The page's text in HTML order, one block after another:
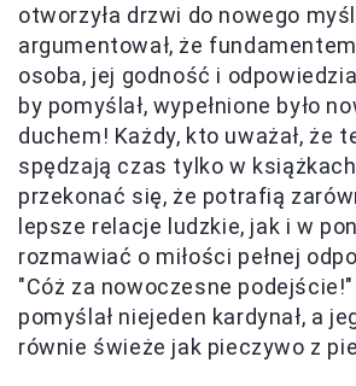
otworzyła drzwi do nowego
argumentował, że
osoba, jej godność i
by pomyślał, wypełnione było
duchem! Każdy, kto uważał, że
spędzają czas tylko w
przekonać się, że potrafią
lepsze relacje ludzkie, jak i w
rozmawiać o miłości pełnej
"Cóż za nowoczesne
pomyślał niejeden kardynał, a
równie świeże jak pieczywo z